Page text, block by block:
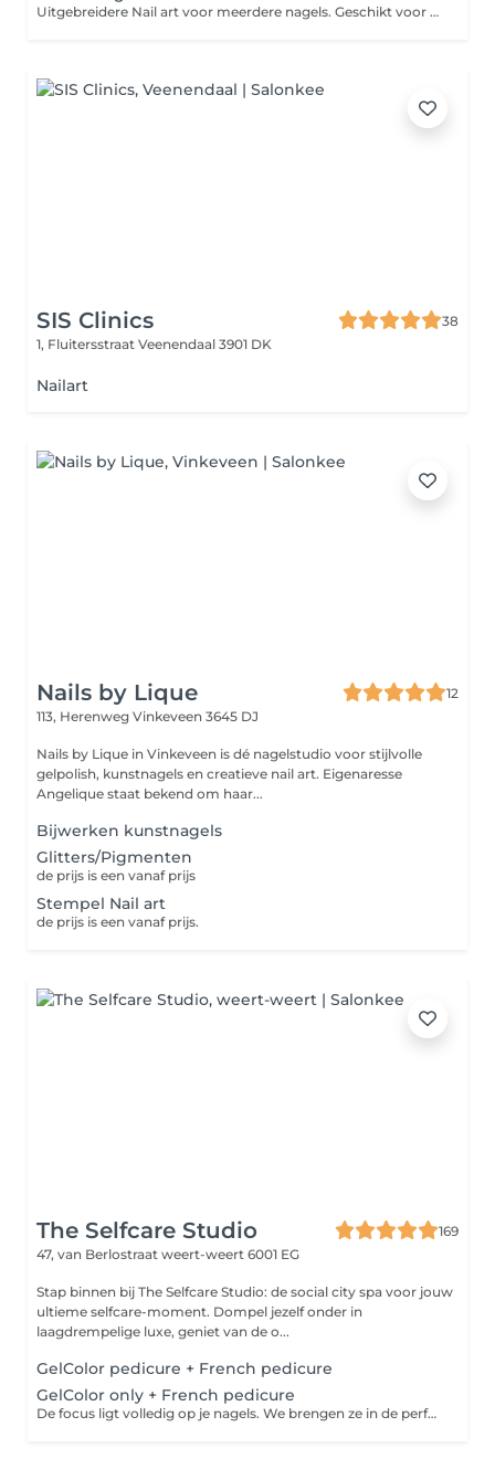
Uitgebreidere Nail art voor meerdere nagels. Geschikt voor ongeveer 2 tot 4 nagels met meer detail, combinaties ven effecten of creatieve designs. Deze behandeling wordt bijgeboekt naast een nagelbehandeling.
SIS Clinics
38
1, Fluitersstraat Veenendaal 3901 DK
Nailart
Nails by Lique
12
113, Herenweg Vinkeveen 3645 DJ
Nails by Lique in Vinkeveen is dé nagelstudio voor stijlvolle
gelpolish, kunstnagels en creatieve nail art. Eigenaresse
Angelique staat bekend om haar...
Bijwerken kunstnagels
Glitters/Pigmenten
de prijs is een vanaf prijs
Stempel Nail art
de prijs is een vanaf prijs.
The Selfcare Studio
169
47, van Berlostraat weert-weert 6001 EG
Stap binnen bij The Selfcare Studio: de social city spa voor jouw
ultieme selfcare-moment. Dompel jezelf onder in
laagdrempelige luxe, geniet van de o...
GelColor pedicure + French pedicure
GelColor only + French pedicure
De focus ligt volledig op je nagels. We brengen ze in de perfecte shape en verzorgen de nagelriemen. Daarna brengen we een gel polish en french manicure aan in je favoriete kleur